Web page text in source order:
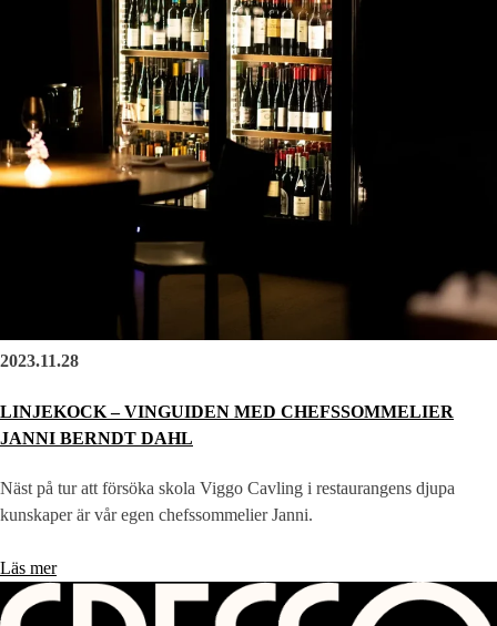
2023.11.28
LINJEKOCK – VINGUIDEN MED CHEFSSOMMELIER
JANNI BERNDT DAHL
Näst på tur att försöka skola Viggo Cavling i restaurangens djupa
kunskaper är vår egen chefssommelier Janni.
Läs mer